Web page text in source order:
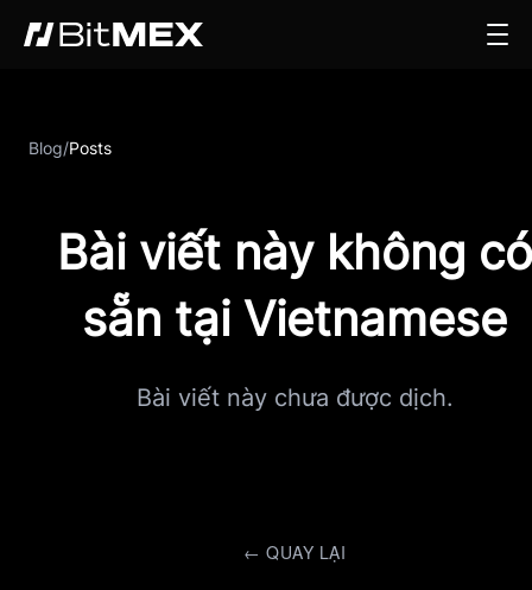
Blog/Posts
Bài viết này không có
sẵn tại Vietnamese
Bài viết này chưa được dịch.
← QUAY LẠI